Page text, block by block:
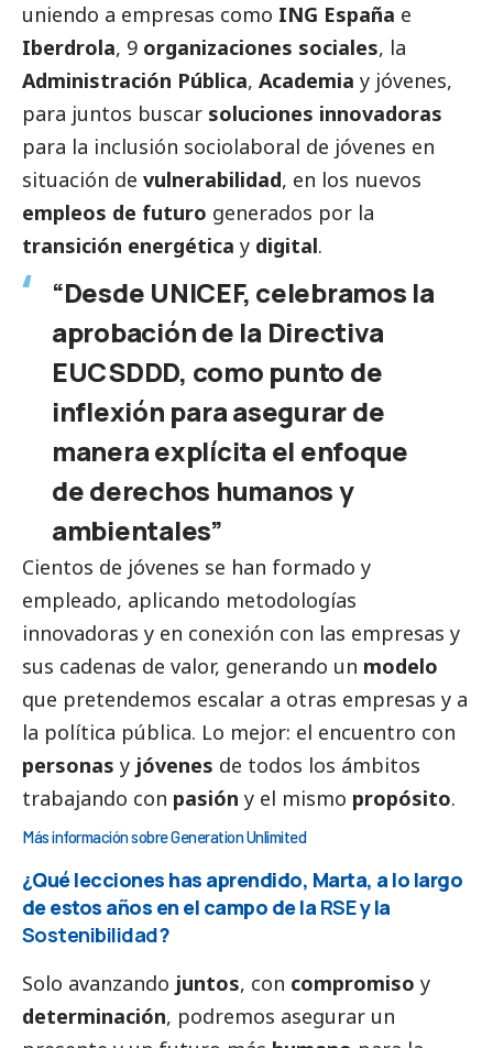
uniendo a empresas como ING España e
Iberdrola, 9 organizaciones sociales, la
Administración Pública, Academia y jóvenes,
para juntos buscar soluciones innovadoras
para la inclusión sociolaboral de jóvenes en
situación de vulnerabilidad, en los nuevos
empleos de futuro generados por la
transición energética y digital.
“Desde UNICEF, celebramos la
aprobación de la Directiva
EUCSDDD, como punto de
inflexión para asegurar de
manera explícita el enfoque
de derechos humanos y
ambientales”
Cientos de jóvenes se han formado y
empleado, aplicando metodologías
innovadoras y en conexión con las empresas y
sus cadenas de valor, generando un modelo
que pretendemos escalar a otras empresas y a
la política pública. Lo mejor: el encuentro con
personas y jóvenes de todos los ámbitos
trabajando con pasión y el mismo propósito.
Más información sobre Generation Unlimited
¿Qué lecciones has aprendido, Marta, a lo largo
de estos años en el campo de la RSEy la
Sostenibilidad?
Solo avanzando juntos, con compromiso y
determinación, podremos asegurar un